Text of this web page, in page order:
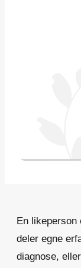
En likeperson
deler egne
diagnose,